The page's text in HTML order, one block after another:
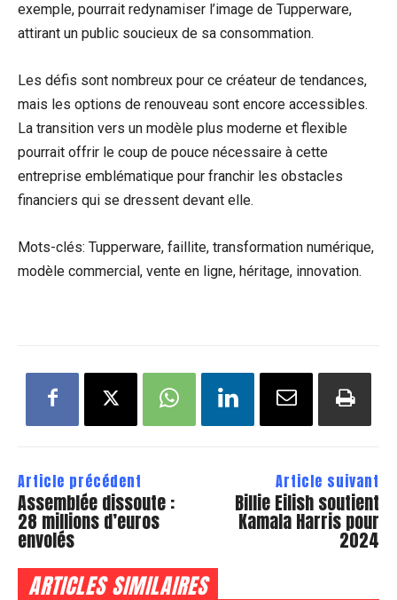
exemple, pourrait redynamiser l’image de Tupperware,
attirant un public soucieux de sa consommation.
Les défis sont nombreux pour ce créateur de tendances,
mais les options de renouveau sont encore accessibles.
La transition vers un modèle plus moderne et flexible
pourrait offrir le coup de pouce nécessaire à cette
entreprise emblématique pour franchir les obstacles
financiers qui se dressent devant elle.
Mots-clés: Tupperware, faillite, transformation numérique,
modèle commercial, vente en ligne, héritage, innovation.
Article précédent
Assemblée dissoute :
28 millions d’euros
envolés
Article suivant
Billie Eilish soutient
Kamala Harris pour
2024
ARTICLES SIMILAIRES